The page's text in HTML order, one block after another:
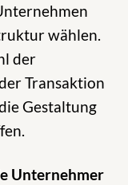
wählen.
der
Transaktion
Gestaltung
Unternehmer